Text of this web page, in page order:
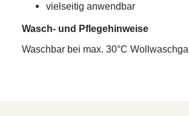
vielseitig anwendbar
Wasch- und Pflegehinweise
Waschbar bei max. 30°C